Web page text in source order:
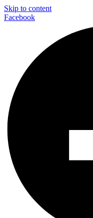
Skip to content
Facebook